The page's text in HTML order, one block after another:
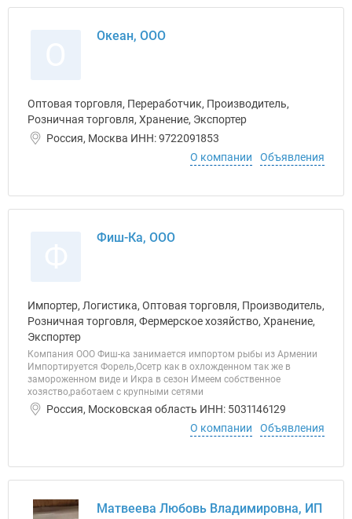
Океан, ООО
Оптовая торговля, Переработчик, Производитель,
Розничная торговля, Хранение, Экспортер
Россия, Москва ИНН: 9722091853
О компании
Объявления
Фиш-Ка, ООО
Импортер, Логистика, Оптовая торговля, Производитель,
Розничная торговля, Фермерское хозяйство, Хранение,
Экспортер
Компания ООО Фиш-ка занимается импортом рыбы из Армении
Импортируется Форель,Осетр как в охложденном так же в
замороженном виде и Икра в сезон Имеем собственное
хозяство,работаем с крупными сетями
Россия, Московская область ИНН: 5031146129
О компании
Объявления
Матвеева Любовь Владимировна, ИП